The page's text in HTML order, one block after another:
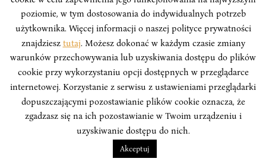
Azjatech #244: Miasteczka IT w
Uzbekistanie wprowadzone dekretem
Azjatech to cotygodniowy przegląd najważniejszych
informacji o innowacjach i technologii w krajach Azji,
tworzony przez zespół analityków Instytutu Boyma we
współpracy z Polskim Towarzystwem Wspierania
Przedsiębiorczości.
poziomie, w tym dostosowania do indywidualnych potrzeb
użytkownika. Więcej informacji o naszej polityce prywatności
znajdziesz tutaj. Możesz dokonać w każdym czasie zmiany
warunków przechowywania lub uzyskiwania dostępu do plików
cookie przy wykorzystaniu opcji dostępnych w przeglądarce
internetowej. Korzystanie z serwisu z ustawieniami przeglądarki
dopuszczającymi pozostawianie plików cookie oznacza, że
zgadzasz się na ich pozostawianie w Twoim urządzeniu i
uzyskiwanie dostępu do nich.
Akceptuj